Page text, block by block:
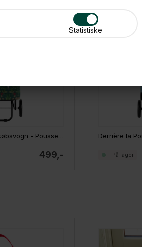
Statistiske
Derrière la Porte indkøbsvogn - Poussette Mon vrac a moi
499,- På lager